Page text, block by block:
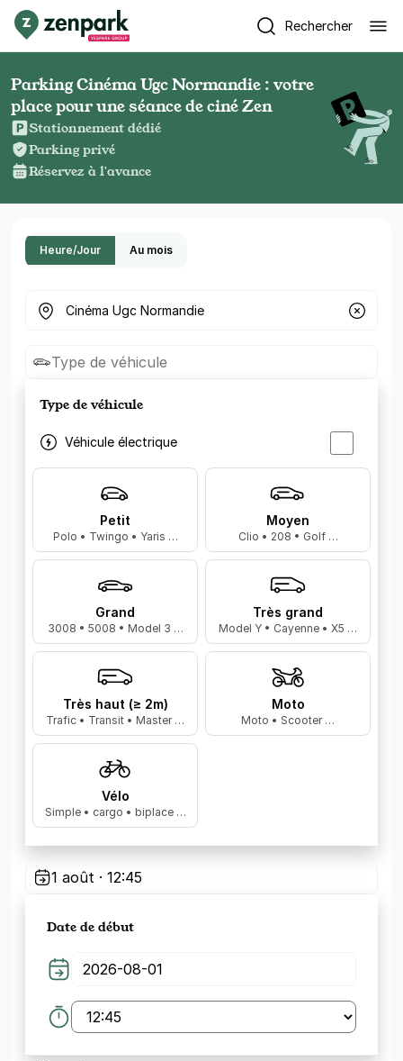
Rechercher
Parking Cinéma Ugc Normandie : votre
place pour une séance de ciné Zen
Stationnement dédié
Parking privé
Réservez à l'avance
Heure/Jour Au mois
Où cherchez-vous un parking ?
Type de véhicule
Type de véhicule
Véhicule électrique
Petit
Polo • Twingo • Yaris …
Moyen
Clio • 208 • Golf …
Grand
3008 • 5008 • Model 3 …
Très grand
Model Y • Cayenne • X5 …
Très haut (≥ 2m)
Trafic • Transit • Master …
Moto
Moto • Scooter …
Vélo
Simple • cargo • biplace …
1 août · 12:45
Date de début